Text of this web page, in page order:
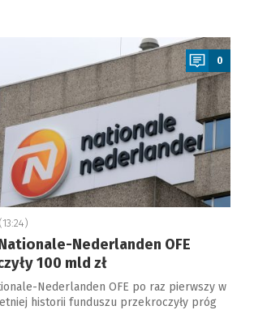
0
Nederlanden OFE
100 mld zł
Nederlanden OFE po raz pierwszy w
historii funduszu przekroczyły próg